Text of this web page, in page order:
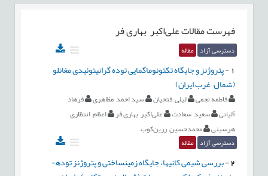
فهرست مقالاتعلی‌اکبر بهاری فر
دسترسی آزاد مقاله
-پتروژنز و جایگاه تکتونوماگمایی توده گرانیتوئیدی مغانلو
(شمال¬غرب ایران)
فاطمه نجمی لیلی فتحیان سید احمد مظاهری
فرهاد
آلیانی
سعید سعادت علی‌اکبر بهاری فر
اعظم انتظاری
هرسینی
محمدحسین زرین‌کوب
دسترسی آزاد مقاله
2
-بررسی شیمی کانی­ها، جایگاه زمین­ساختی و پتروژنز توده­